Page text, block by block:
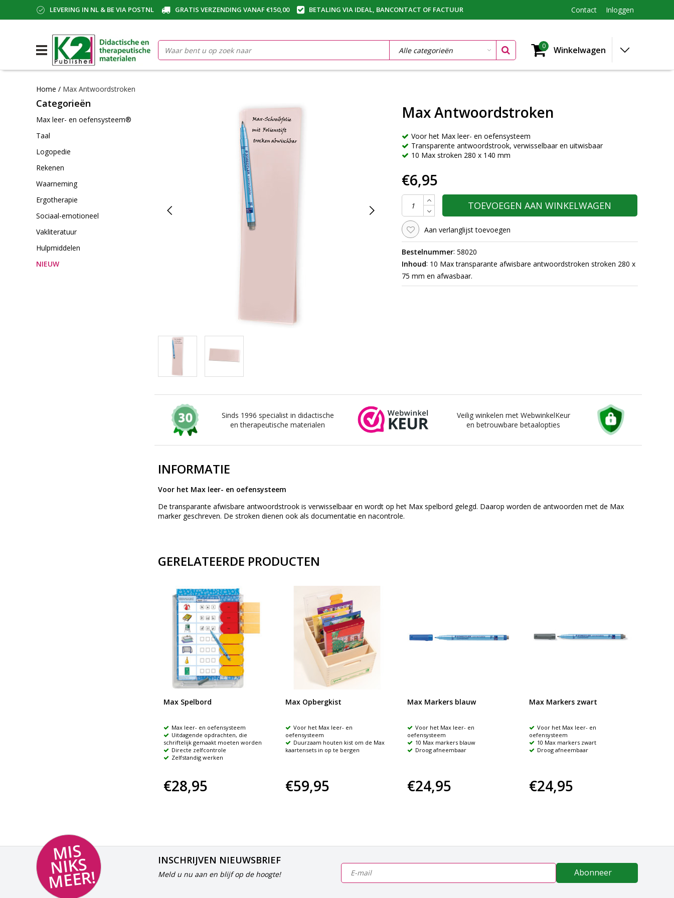
LEVERING IN NL & BE VIA POSTNL GRATIS VERZENDING VANAF €150,00 BETALING VIA IDEAL, BANCONTACT OF FACTUUR Contact Inloggen
0 Winkelwagen
Home / Max Antwoordstroken
Categorieën
Max leer- en oefensysteem®
Taal
Logopedie
Rekenen
Waarneming
Ergotherapie
Sociaal-emotioneel
Vakliteratuur
Hulpmiddelen
NIEUW
Max Antwoordstroken
Voor het Max leer- en oefensysteem
Transparente antwoordstrook, verwisselbaar en uitwisbaar
10 Max stroken 280 x 140 mm
€6,95
TOEVOEGEN AAN WINKELWAGEN
Aan verlanglijst toevoegen
Bestelnummer: 58020
Inhoud: 10 Max transparante afwisbare antwoordstroken stroken 280 x
75 mm en afwasbaar.
Sinds 1996 specialist in didactische
en therapeutische materialen
Veilig winkelen met WebwinkelKeur
en betrouwbare betaalopties
INFORMATIE
Voor het Max leer- en oefensysteem
De transparante afwisbare antwoordstrook is verwisselbaar en wordt op het Max spelbord gelegd. Daarop worden de antwoorden met de Max
marker geschreven. De stroken dienen ook als documentatie en nacontrole.
GERELATEERDE PRODUCTEN
Max Spelbord
Max leer- en oefensysteem
Uitdagende opdrachten, die
schriftelijk gemaakt moeten worden
Directe zelfcontrole
Zelfstandig werken
€28,95
Max Opbergkist
Voor het Max leer- en
oefensysteem
Duurzaam houten kist om de Max
kaartensets in op te bergen
€59,95
Max Markers blauw
Voor het Max leer- en
oefensysteem
10 Max markers blauw
Droog afneembaar
€24,95
Max Markers zwart
Voor het Max leer- en
oefensysteem
10 Max markers zwart
Droog afneembaar
€24,95
MI
S
NI
K
S
M
E
E
R!
INSCHRIJVEN NIEUWSBRIEF
Meld u nu aan en blijf op de hoogte! Abonneer